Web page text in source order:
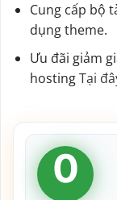
Cung cấp bộ
dụng theme.
Ưu đãi giảm
hostingTại
0